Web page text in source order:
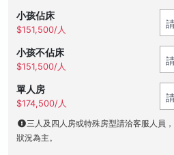
小孩佔床
$151,500/人
小孩不佔床
$151,500/人
單人房
$174,500/人
三人及四人房或特殊房型請洽客服人員
狀況為主。